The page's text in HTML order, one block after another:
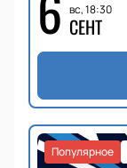
вс, 18:30
СЕНТ
Популярное